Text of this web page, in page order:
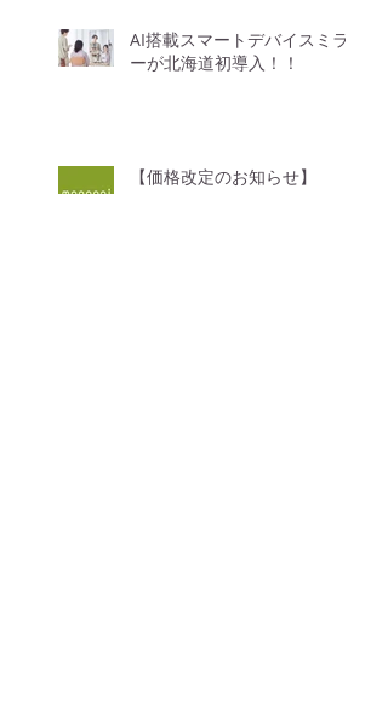
AI搭載スマートデバイスミラ
ーが北海道初導入！！
【価格改定のお知らせ】